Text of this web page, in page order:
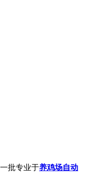
批专业于养鸡场自动